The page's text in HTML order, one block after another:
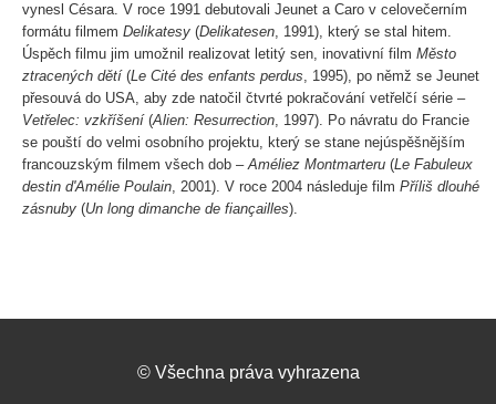
vynesl Césara. V roce 1991 debutovali Jeunet a Caro v celovečerním
formátu filmem Delikatesy (Delikatesen, 1991), který se stal hitem.
Úspěch filmu jim umožnil realizovat letitý sen, inovativní film Město
ztracených dětí(Le Cité des enfants perdus, 1995), po němž se Jeunet
přesouvá do USA, aby zde natočil čtvrté pokračování vetřelčí série –
Vetřelec: vzkříšení(Alien: Resurrection, 1997). Po návratu do Francie
se pouští do velmi osobního projektu, který se stane nejúspěšnějším
francouzským filmem všech dob –Améliez Montmarteru (Le Fabuleux
destin d'Amélie Poulain, 2001). V roce 2004 následuje film Příliš dlouhé
zásnuby (Un long dimanche de fiançailles).
© Všechna práva vyhrazena